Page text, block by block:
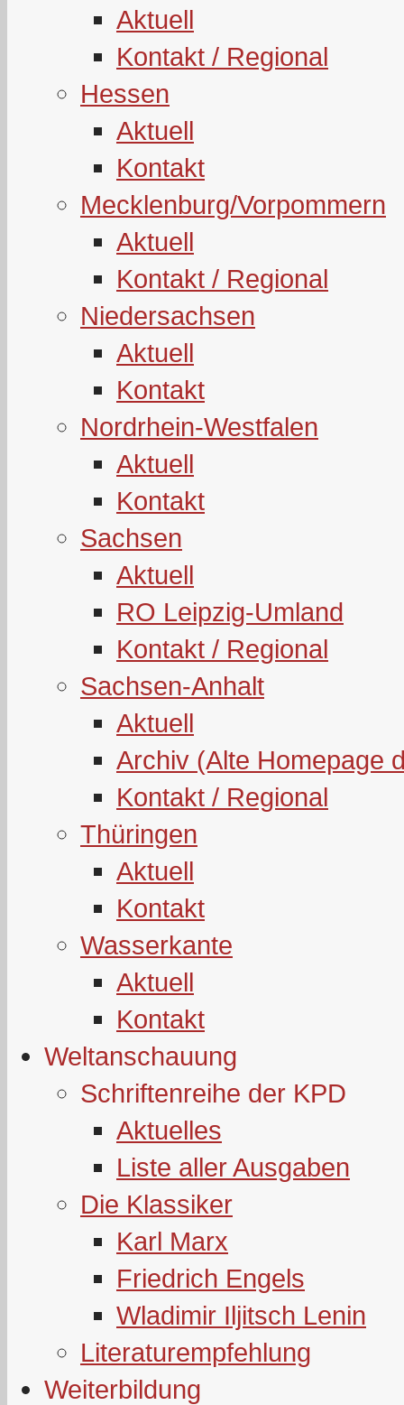
Aktuell
Kontakt / Regional
Hessen
Aktuell
Kontakt
Mecklenburg/Vorpommern
Aktuell
Kontakt / Regional
Niedersachsen
Aktuell
Kontakt
Nordrhein-Westfalen
Aktuell
Kontakt
Sachsen
Aktuell
RO Leipzig-Umland
Kontakt / Regional
Sachsen-Anhalt
Aktuell
Archiv (Alte Homepage
Kontakt / Regional
Thüringen
Aktuell
Kontakt
Wasserkante
Aktuell
Kontakt
Weltanschauung
Schriftenreihe der KPD
Aktuelles
Liste aller Ausgaben
Die Klassiker
Karl Marx
Friedrich Engels
Wladimir Iljitsch Lenin
Literaturempfehlung
Weiterbildung